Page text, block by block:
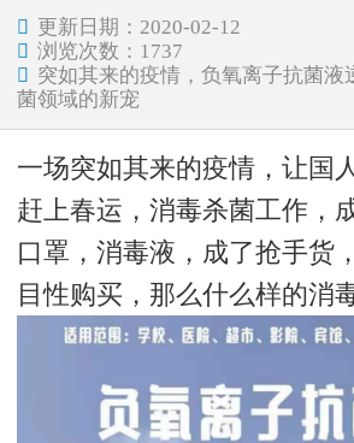
 更新日期：2020-02-12
 浏览次数： 1737
 突如其来的疫情，负氧离子抗菌液
菌领域的新宠
一场突如其来的疫情，让国
赶上春运，消毒杀菌工作，
口罩，消毒液，成了抢手货
目性购买，那么什么样的消